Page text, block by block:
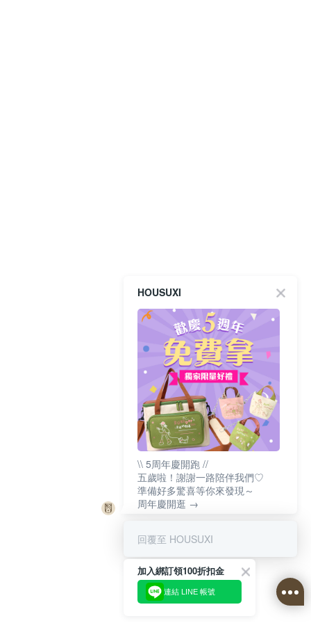
HOUSUXI
\\ 5周年慶開跑 //
五歲啦！謝謝一路陪伴我們♡
準備好多驚喜等你來發現～
周年慶開逛 →
回覆至 HOUSUXI
加入綁訂領100折扣金
連結 LINE 帳號